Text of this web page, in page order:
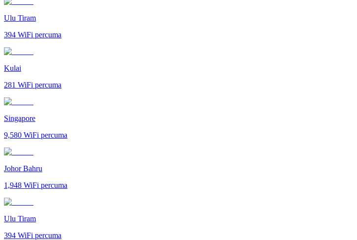
Ulu Tiram
394 WiFi percuma
Kulai
281 WiFi percuma
Singapore
9,580 WiFi percuma
Johor Bahru
1,948 WiFi percuma
Ulu Tiram
394 WiFi percuma